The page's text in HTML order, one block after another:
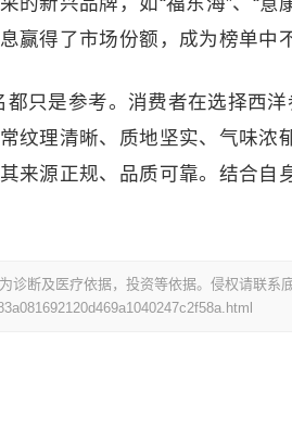
赢得了市场份额，成为榜单中
只是参考。消费者在选择西
纹理清晰、质地坚实、气味浓
来源正规、品质可靠。结合自
诊断及医疗依据，投资等依据。侵权请联系